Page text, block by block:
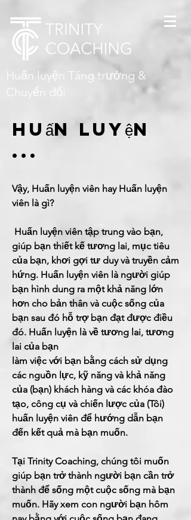
Huấn luyện Tăng trưởng &
Chuyển đổi
Huấn luyện
...
Vậy, Huấn luyện viên hay Huấn luyện
viên là gì?​
Huấn luyện viên tập trung vào bạn,
giúp bạn thiết kế tương lai, mục tiêu
của bạn, khơi gợi tư duy và truyền cảm
hứng. Huấn luyện viên là người giúp
bạn hình dung ra một khả năng lớn
hơn cho bản thân và cuộc sống của
bạn sau đó hỗ trợ bạn đạt được điều
đó. Huấn luyện là về tương lai, tương
lai của bạn
làm việc với bạn bằng cách sử dụng
các nguồn lực, kỹ năng và khả năng
của (bạn) khách hàng và các khóa đào
tạo, công cụ và chiến lược của (Tôi)
huấn luyện viên để hướng dẫn bạn
đến kết quả mà bạn muốn.
Tại Trinity Coaching, chúng tôi muốn
giúp bạn trở thành người bạn cần trở
thành để sống một cuộc sống mà bạn
muốn. Hãy xem con người bạn hôm